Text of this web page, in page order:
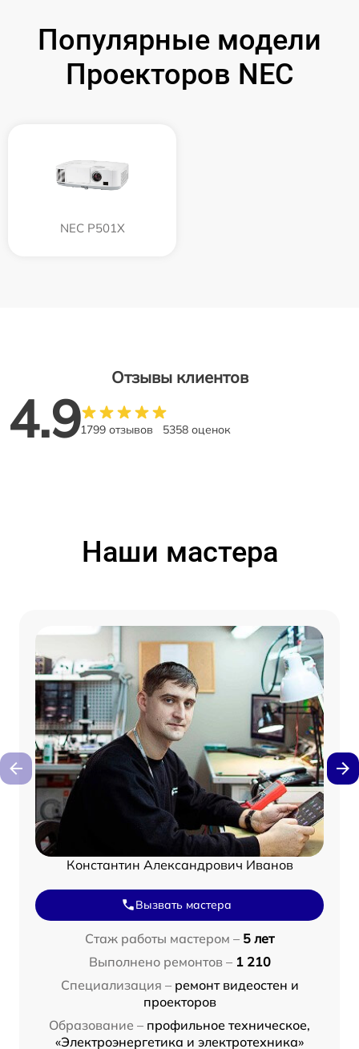
Популярные модели
Проекторов NEC
NEC P501X
Отзывы клиентов
4.91799 отзывов 5358 оценок
Наши мастера
Константин Александрович Иванов
Вызвать мастера
Стаж работы мастером – 5 лет
Выполнено ремонтов – 1 210
Специализация – ремонт видеостен и
проекторов
Образование – профильное техническое,
«Электроэнергетика и электротехника»